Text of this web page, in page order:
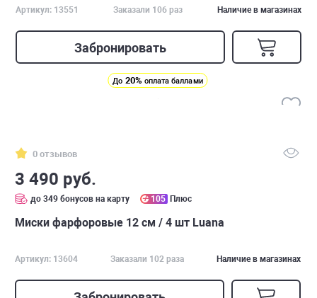
Артикул: 13551 Заказали 106 раз Наличие в магазинах
Забронировать
До 20% оплата баллами
0 отзывов
3 490 руб.
до 349 бонусов на карту 105 Плюс
Миски фарфоровые 12 см / 4 шт Luana
Артикул: 13604 Заказали 102 раза Наличие в магазинах